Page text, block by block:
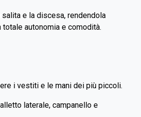
e la discesa, rendendola
autonomia e comodità.
i vestiti e le mani dei più piccoli.
laterale, campanello e